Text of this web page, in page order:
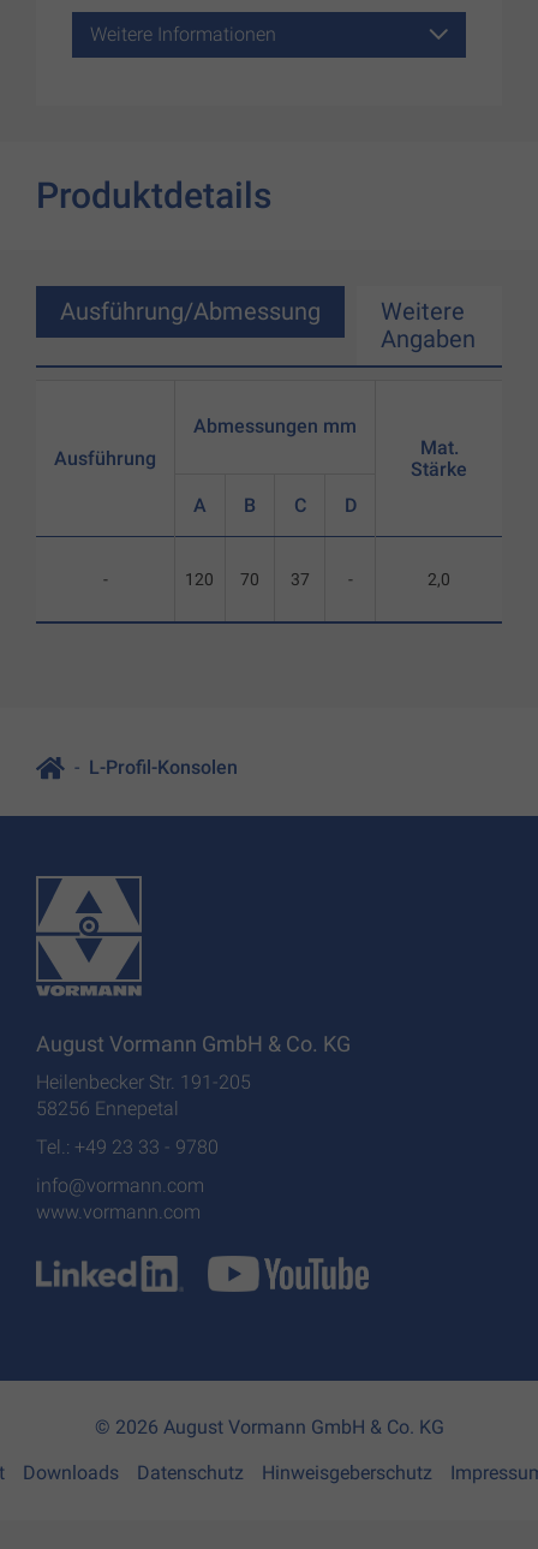
Weitere Informationen
Produktdetails
Ausführung/Abmessung
Weitere
Angaben
Ausführung
-
Abmessungen mm
A B C D
120 70 37 -
Mat.
Stärke
2,0
L-Profil-Konsolen
August Vormann GmbH & Co. KG
Heilenbecker Str. 191-205
58256 Ennepetal
Tel.: +49 23 33 - 9780
info@vormann.com
www.vormann.com
© 2026 August Vormann GmbH & Co. KG
Downloads Datenschutz Hinweisgeberschutz